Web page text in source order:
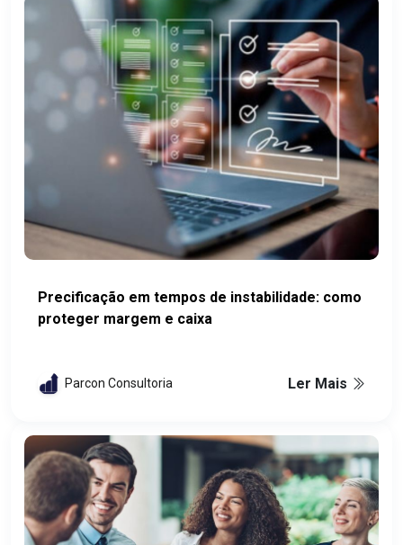
Precificação em tempos de instabilidade: como
proteger margem e caixa
Parcon Consultoria Ler Mais